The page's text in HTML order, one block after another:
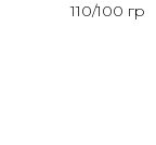
110/100 гр